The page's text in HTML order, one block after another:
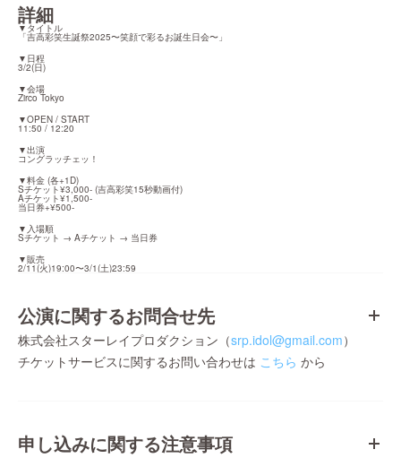
詳細
▼タイトル
「吉高彩笑生誕祭2025〜笑顔で彩るお誕生日会〜」
▼日程
3/2(日)
▼会場
Zirco Tokyo
▼OPEN / START
11:50 / 12:20
▼出演
コングラッチェッ！
▼料金 (各+1D)
Sチケット¥3,000- (吉高彩笑15秒動画付)
Aチケット¥1,500-
当日券+¥500-
▼入場順
Sチケット → Aチケット → 当日券
▼販売
2/11(火)19:00〜3/1(土)23:59
公演に関するお問合せ先
株式会社スターレイプロダクション（srp.idol@gmail.com）
チケットサービスに関するお問い合わせは こちら から
申し込みに関する注意事項